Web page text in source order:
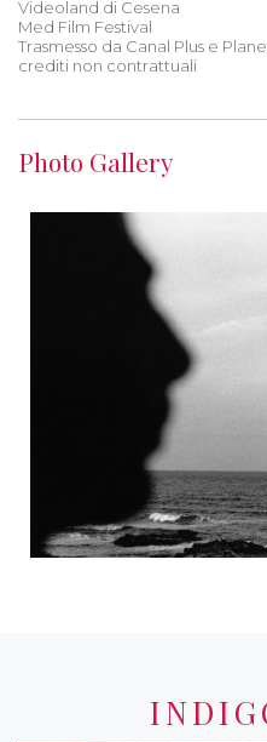
Videoland di Cesena
Med Film Festival
Trasmesso da Canal Plus e
crediti non contrattuali
Photo Gallery